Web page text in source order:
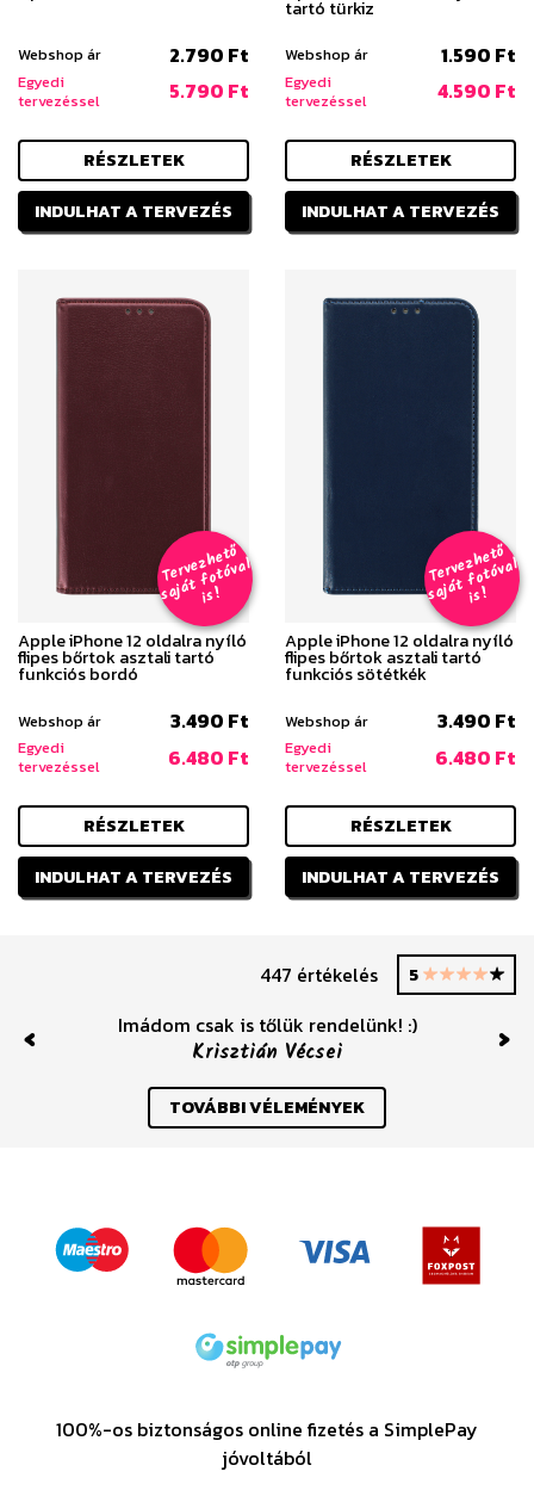
Webshop ár 2.790 Ft
Egyedi
tervezéssel
5.790 Ft
RÉSZLETEK
INDULHAT A TERVEZÉS
tartó türkiz
Webshop ár 1.590 Ft
Egyedi
tervezéssel
4.590 Ft
RÉSZLETEK
INDULHAT A TERVEZÉS
T
er
v
e
z
h
e
t
ő
s
aj
á
t
f
o
t
ó
v
al
i
s
!
Apple iPhone 12 oldalra nyíló
flipes bőrtok asztali tartó
funkciós bordó
Webshop ár 3.490 Ft
Egyedi
tervezéssel
6.480 Ft
RÉSZLETEK
INDULHAT A TERVEZÉS
T
er
v
e
z
h
e
t
ő
s
aj
á
t
f
o
t
ó
v
al
i
s
!
Apple iPhone 12 oldalra nyíló
flipes bőrtok asztali tartó
funkciós sötétkék
Webshop ár 3.490 Ft
Egyedi
tervezéssel
6.480 Ft
RÉSZLETEK
INDULHAT A TERVEZÉS
447 értékelés 5
Imádom csak is tőlük rendelünk! :)
Krisztián Vécsei
100%-os biztonságos online fizetés a SimplePay